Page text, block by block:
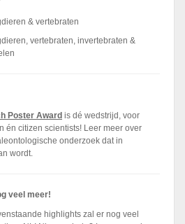
& vertebraten
vertebraten, invertebraten &
Poster Award is dé wedstrijd, voor
én citizen scientists! Leer meer over
onderzoek dat in
wordt.
veel meer!
highlights zal er nog veel